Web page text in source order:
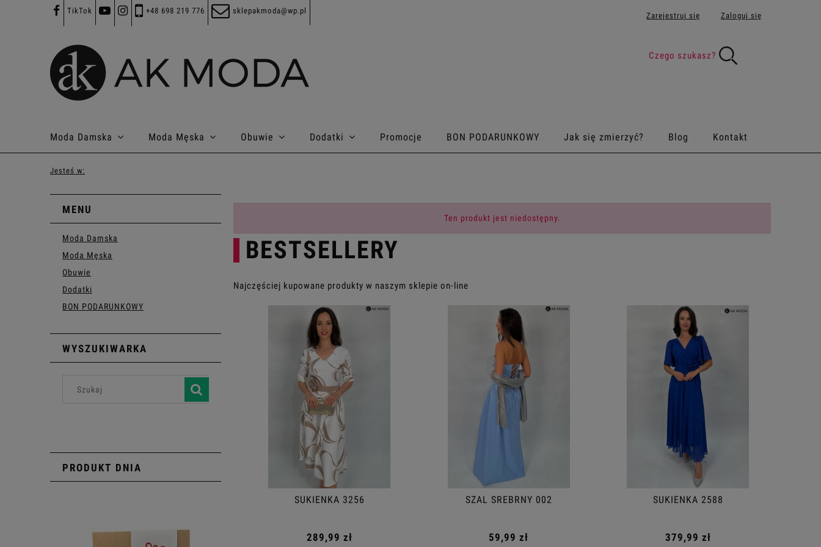
TikTok +48 698 219 776 sklepakmoda@wp.pl
Zarejestruj się Zaloguj się
Moda Damska Moda Męska Obuwie Dodatki Promocje BON PODARUNKOWY Jak się zmierzyć? Blog Kontakt
Jesteś w:
MENU
Moda Damska
Moda Męska
Obuwie
Dodatki
BON PODARUNKOWY
WYSZUKIWARKA
PRODUKT DNIA
Ten produkt jest niedostępny.
BESTSELLERY
Najczęściej kupowane produkty w naszym sklepie on-line
SUKIENKA 3256
289,99 zł
SZAL SREBRNY 002
59,99 zł
SUKIENKA 2588
379,99 zł